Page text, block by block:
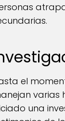
el
varias
una